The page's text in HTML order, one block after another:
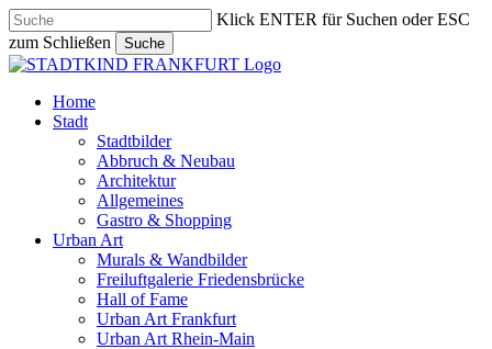
Skip
to
main
content
Klick ENTER für Suchen oder ESC
zum Schließen
Suche
Close
search
Menu
Home
Stadt
Stadtbilder
Abbruch & Neubau
Architektur
Allgemeines
Gastro & Shopping
Urban Art
Murals & Wandbilder
Freiluftgalerie Friedensbrücke
Hall of Fame
Urban Art Frankfurt
Urban Art Rhein-Main